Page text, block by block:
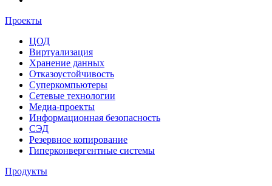
Проекты
ЦОД
Виртуализация
Хранение данных
Отказоустойчивость
Суперкомпьютеры
Сетевые технологии
Медиа-проекты
Информационная безопасность
СЭД
Резервное копирование
Гиперконвергентные системы
Продукты